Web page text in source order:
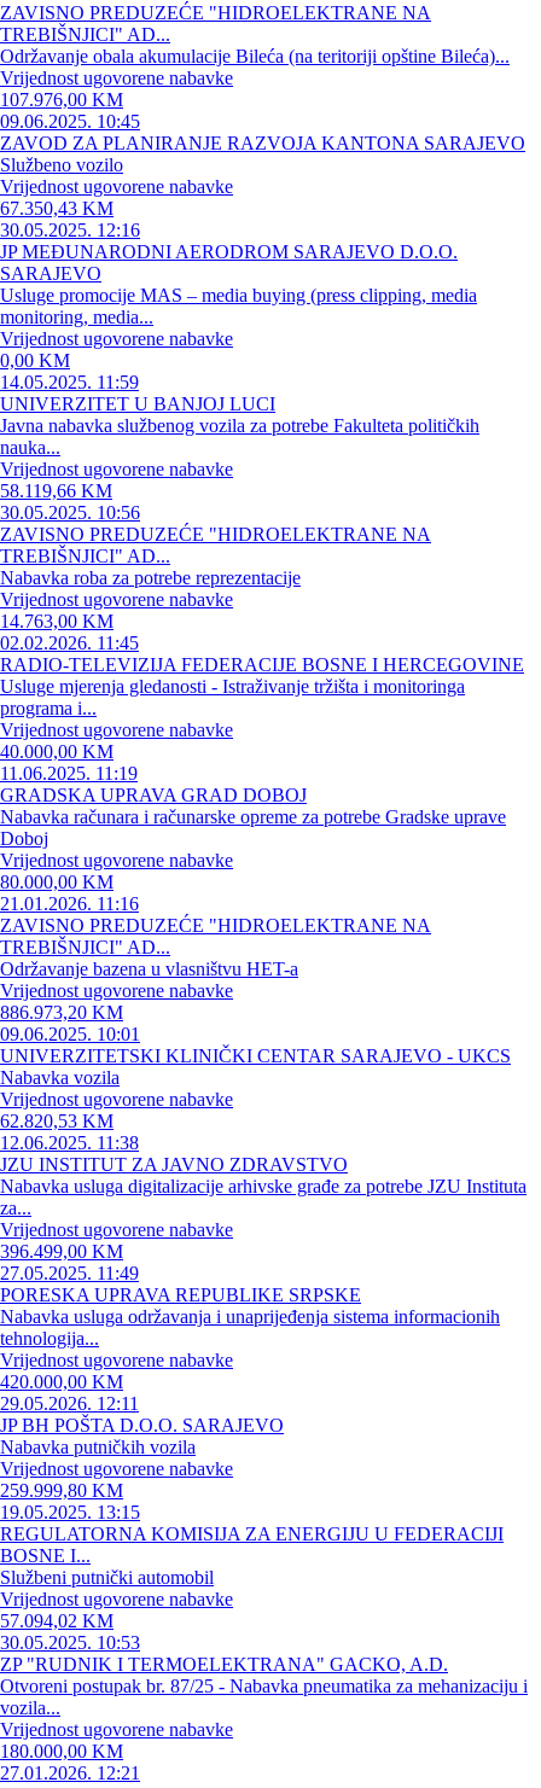
ZAVISNO PREDUZEĆE "HIDROELEKTRANE NA
TREBIŠNJICI" AD...
Održavanje obala akumulacije Bileća (na teritoriji opštine Bileća)...
Vrijednost ugovorene nabavke
107.976,00 KM
09.06.2025. 10:45
ZAVOD ZA PLANIRANJE RAZVOJA KANTONA SARAJEVO
Službeno vozilo
Vrijednost ugovorene nabavke
67.350,43 KM
30.05.2025. 12:16
JP MEĐUNARODNI AERODROM SARAJEVO D.O.O.
SARAJEVO
Usluge promocije MAS – media buying (press clipping, media
monitoring, media...
Vrijednost ugovorene nabavke
0,00 KM
14.05.2025. 11:59
UNIVERZITET U BANJOJ LUCI
Javna nabavka službenog vozila za potrebe Fakulteta političkih
nauka...
Vrijednost ugovorene nabavke
58.119,66 KM
30.05.2025. 10:56
ZAVISNO PREDUZEĆE "HIDROELEKTRANE NA
TREBIŠNJICI" AD...
Nabavka roba za potrebe reprezentacije
Vrijednost ugovorene nabavke
14.763,00 KM
02.02.2026. 11:45
RADIO-TELEVIZIJA FEDERACIJE BOSNE I HERCEGOVINE
Usluge mjerenja gledanosti - Istraživanje tržišta i monitoringa
programa i...
Vrijednost ugovorene nabavke
40.000,00 KM
11.06.2025. 11:19
GRADSKA UPRAVA GRAD DOBOJ
Nabavka računara i računarske opreme za potrebe Gradske uprave
Doboj
Vrijednost ugovorene nabavke
80.000,00 KM
21.01.2026. 11:16
ZAVISNO PREDUZEĆE "HIDROELEKTRANE NA
TREBIŠNJICI" AD...
Održavanje bazena u vlasništvu HET-a
Vrijednost ugovorene nabavke
886.973,20 KM
09.06.2025. 10:01
UNIVERZITETSKI KLINIČKI CENTAR SARAJEVO - UKCS
Nabavka vozila
Vrijednost ugovorene nabavke
62.820,53 KM
12.06.2025. 11:38
JZU INSTITUT ZA JAVNO ZDRAVSTVO
Nabavka usluga digitalizacije arhivske građe za potrebe JZU Instituta
za...
Vrijednost ugovorene nabavke
396.499,00 KM
27.05.2025. 11:49
PORESKA UPRAVA REPUBLIKE SRPSKE
Nabavka usluga održavanja i unaprijeđenja sistema informacionih
tehnologija...
Vrijednost ugovorene nabavke
420.000,00 KM
29.05.2026. 12:11
JP BH POŠTA D.O.O. SARAJEVO
Nabavka putničkih vozila
Vrijednost ugovorene nabavke
259.999,80 KM
19.05.2025. 13:15
REGULATORNA KOMISIJA ZA ENERGIJU U FEDERACIJI
BOSNE I...
Službeni putnički automobil
Vrijednost ugovorene nabavke
57.094,02 KM
30.05.2025. 10:53
ZP "RUDNIK I TERMOELEKTRANA" GACKO, A.D.
Otvoreni postupak br. 87/25 - Nabavka pneumatika za mehanizaciju i
vozila...
Vrijednost ugovorene nabavke
180.000,00 KM
27.01.2026. 12:21